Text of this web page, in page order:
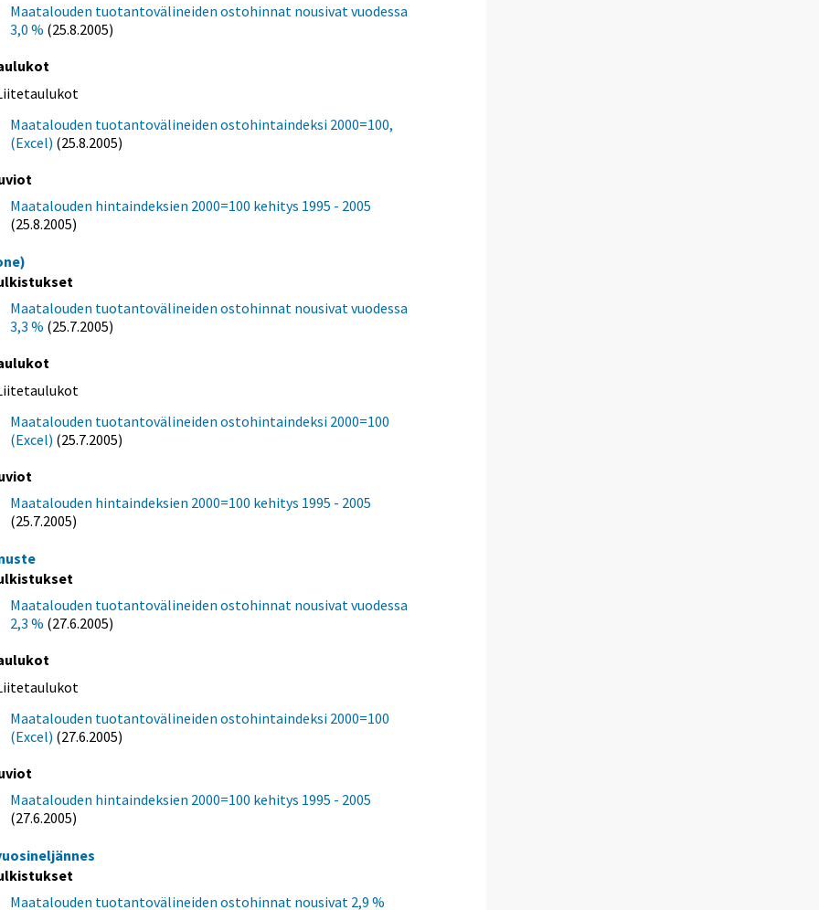
Maatalouden tuotantovälineiden ostohinnat nousivat vuodessa
3,0 % (25.8.2005)
Maatalouden tuotantovälineiden ostohintaindeksi 2000=100,
(Excel) (25.8.2005)
Maatalouden hintaindeksien 2000=100 kehitys 1995 - 2005
(25.8.2005)
Maatalouden tuotantovälineiden ostohinnat nousivat vuodessa
3,3 % (25.7.2005)
Maatalouden tuotantovälineiden ostohintaindeksi 2000=100
(Excel) (25.7.2005)
Maatalouden hintaindeksien 2000=100 kehitys 1995 - 2005
(25.7.2005)
Maatalouden tuotantovälineiden ostohinnat nousivat vuodessa
2,3 % (27.6.2005)
Maatalouden tuotantovälineiden ostohintaindeksi 2000=100
(Excel) (27.6.2005)
Maatalouden hintaindeksien 2000=100 kehitys 1995 - 2005
(27.6.2005)
Maatalouden tuotantovälineiden ostohinnat nousivat 2,9 %